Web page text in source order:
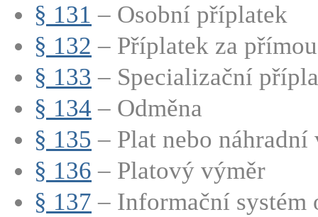
§ 131 – Osobní příplatek
§ 132 – Příplatek za
§ 133 – Specializační
§ 134 – Odměna
§ 135 – Plat nebo náhradní
§ 136 – Platový výměr
§ 137 – Informační systém